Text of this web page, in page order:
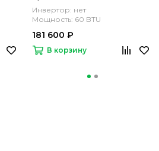
Инвертор: нет
Мощность: 60 BTU
181 600 ₽
В корзину